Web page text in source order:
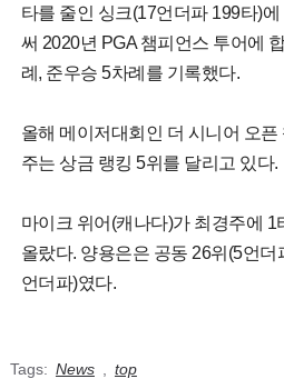
타를 줄인 싱크(17언더파 199타)
써 2020년 PGA 챔피언스 투어에
례, 준우승 5차례를 기록했다.
올해 메이저대회인 더 시니어 오
주는 상금 랭킹 5위를 달리고 있다.
마이크 위어(캐나다)가 최경주에 1
올랐다. 양용은은 공동 26위(5언더
언더파)였다.
Tags: News top